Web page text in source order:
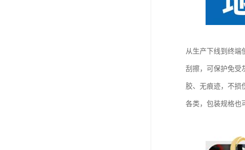
从生产下线到终端
刮擦，可保护免受
胶、无痕迹，不损
各类，包装规格也